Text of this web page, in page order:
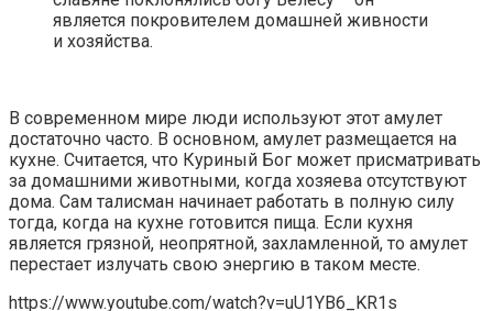
является покровителем домашней живности
и хозяйства.
В современном мире люди используют этот амулет
достаточно часто. В основном, амулет размещается на
кухне. Считается, что Куриный Бог может присматривать
за домашними животными, когда хозяева отсутствуют
дома. Сам талисман начинает работать в полную силу
тогда, когда на кухне готовится пища. Если кухня
является грязной, неопрятной, захламленной, то амулет
перестает излучать свою энергию в таком месте.
https://www.youtube.com/watch?v=uU1YB6_KR1s